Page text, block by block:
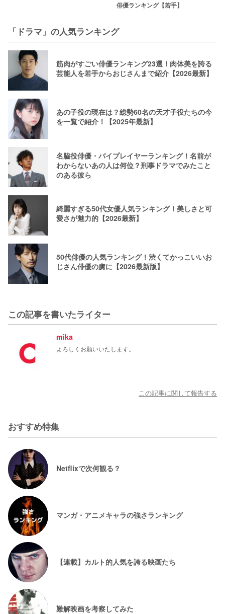
俳優ランキング【若手】
「ドラマ」の人気ランキング
筋肉がすごい俳優ランキング23選！肉体美を誇る
芸能人を若手からおじさんまで紹介【2026最新】
あの子役の現在は？総勢60名の天才子役たちの今
を一覧で紹介！【2025年最新】
名脇役俳優・バイプレイヤーランキング！名前が
わからないあの人は何位？刑事ドラマでみたこと
のある彼ら
綺麗すぎる50代女優人気ランキング！美しさと可
愛さが魅力的【2026最新】
50代俳優の人気ランキング！渋くてかっこいいお
じさん俳優の虜に【2026最新版】
この記事を書いたライター
mika
よろしくお願いいたします。
この記事に関して報告する
おすすめ特集
Netflixで次何観る？
マンガ・アニメキャラの強さランキング
【連載】カルト的人気を誇る映画たち
難解映画を考察してみた